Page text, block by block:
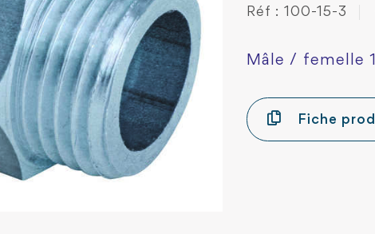
Réf : 100-15-3
Mâle / femelle
Fiche